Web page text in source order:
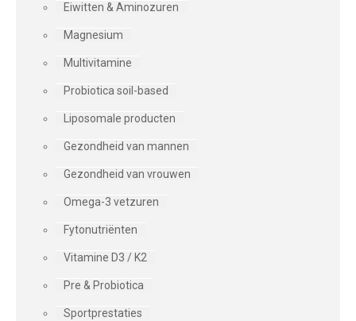
Eiwitten & Aminozuren
Magnesium
Multivitamine
Probiotica soil-based
Liposomale producten
Gezondheid van mannen
Gezondheid van vrouwen
Omega-3 vetzuren
Fytonutriënten
Vitamine D3 / K2
Pre & Probiotica
Sportprestaties